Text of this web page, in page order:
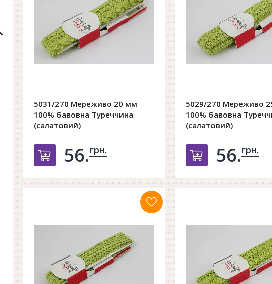
5031/270 Мереживо 20 мм
100% бавовна Туреччина
(салатовий)
Добавить в корзину
56.грн.
5029/270 Мереживо
100% бавовна
(салатовий)
Добавить в
56.грн.